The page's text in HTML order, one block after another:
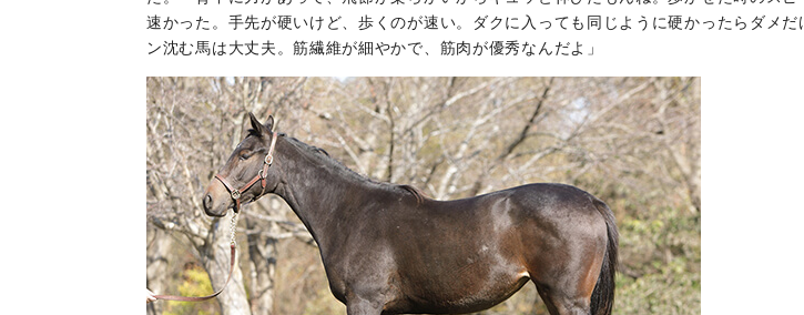
速かった。手先が硬いけど、歩くのが速い。ダクに入っても同じように硬かったらダメだ
ン沈む馬は大丈夫。筋繊維が細やかで、筋肉が優秀なんだよ」